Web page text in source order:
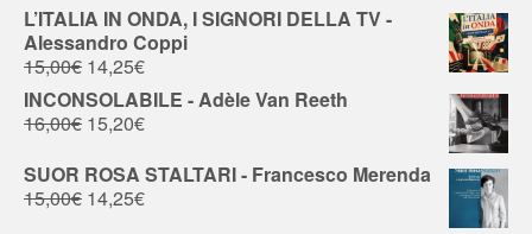
L’ITALIA IN ONDA, I SIGNORI DELLA TV -
Alessandro Coppi
15,00€ 14,25€
INCONSOLABILE - Adèle Van Reeth
16,00€ 15,20€
SUOR ROSA STALTARI - Francesco Merenda
15,00€ 14,25€